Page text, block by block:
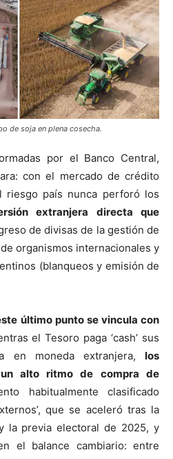
de soja en plena cosecha.
por el Banco Central,
con el mercado de crédito
riesgo país nunca perforó los
extranjera directa que
de divisas de la gestión de
organismos internacionales y
(blanqueos y emisión de
último punto se vincula con
el Tesoro paga ‘cash’ sus
en moneda extranjera, los
un alto ritmo de compra de
habitualmente clasificado
que se aceleró tras la
la previa electoral de 2025, y
el balance cambiario: entre